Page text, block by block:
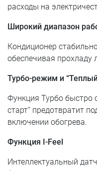
расходы на
Широкий диапазон
Кондиционер
обеспечивая прохладу
Турбо-режим и “Теплый
Функция Турбо быстро
старт” предотвратит
включении обогрева.
Функция I-Feel
Интеллектуальный